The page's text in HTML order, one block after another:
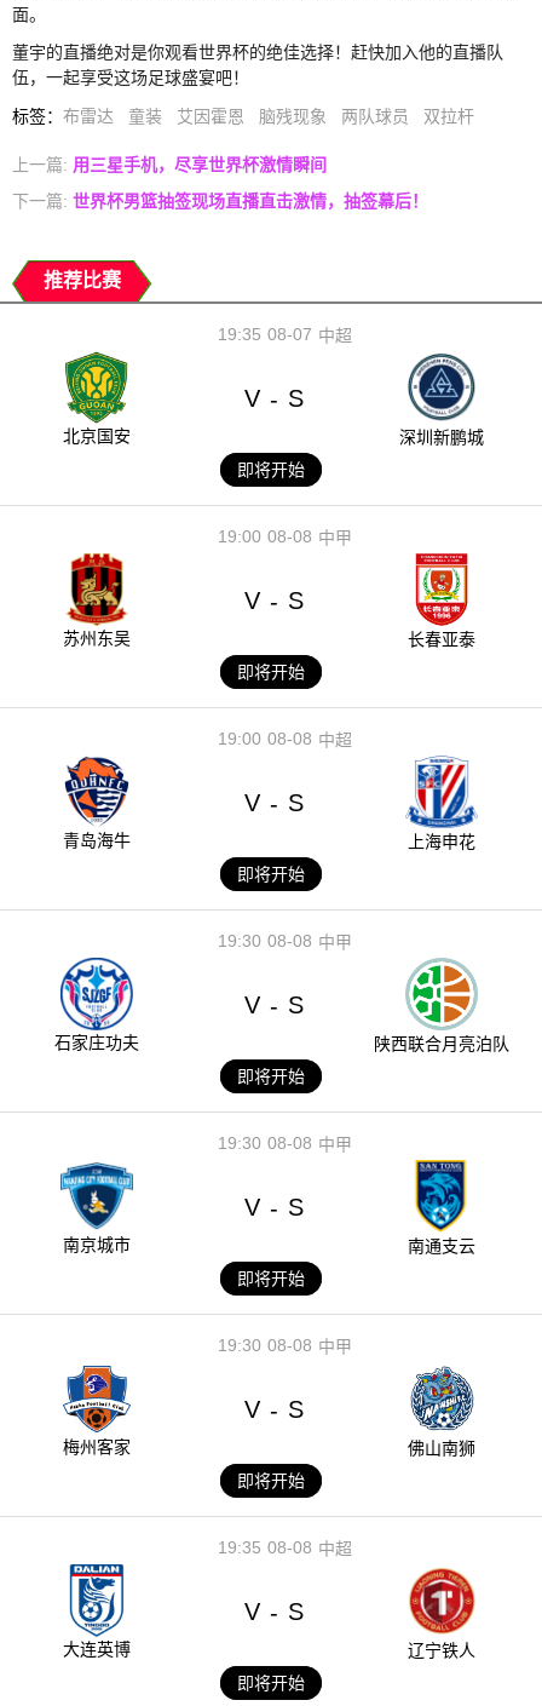
面。
董宇的直播绝对是你观看世界杯的绝佳选择！赶快加入他的直播队
伍，一起享受这场足球盛宴吧！
标签： 布雷达 童装 艾因霍恩 脑残现象 两队球员 双拉杆
上一篇: 用三星手机，尽享世界杯激情瞬间
下一篇: 世界杯男篮抽签现场直播直击激情，抽签幕后！
推荐比赛
08-07
19:35 中超
北京国安
V - S
深圳新鹏城
即将开始
08-08
19:00 中甲
苏州东吴
V - S
长春亚泰
即将开始
08-08
19:00 中超
青岛海牛
V - S
上海申花
即将开始
08-08
19:30 中甲
石家庄功夫
V - S
陕西联合月亮泊队
即将开始
08-08
19:30 中甲
南京城市
V - S
南通支云
即将开始
08-08
19:30 中甲
梅州客家
V - S
佛山南狮
即将开始
08-08
19:35 中超
大连英博
V - S
辽宁铁人
即将开始